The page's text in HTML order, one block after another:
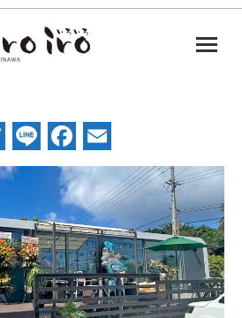
Twitter
LineFacebook